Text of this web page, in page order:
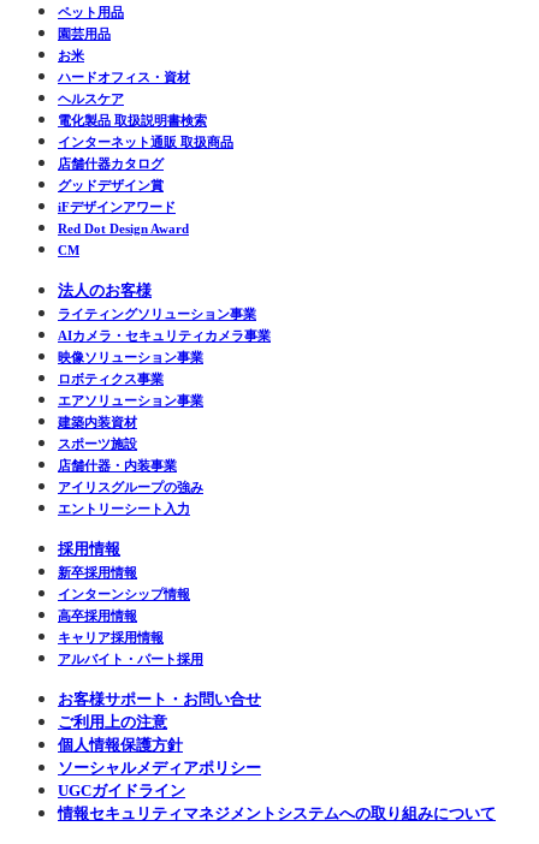
ペット用品
園芸用品
お米
ハードオフィス・資材
ヘルスケア
電化製品 取扱説明書検索
インターネット通販 取扱商品
店舗什器カタログ
グッドデザイン賞
iFデザインアワード
Red Dot Design Award
CM
法人のお客様
ライティングソリューション事業
AIカメラ・セキュリティカメラ事業
映像ソリューション事業
ロボティクス事業
エアソリューション事業
建築内装資材
スポーツ施設
店舗什器・内装事業
アイリスグループの強み
エントリーシート入力
採用情報
新卒採用情報
インターンシップ情報
高卒採用情報
キャリア採用情報
アルバイト・パート採用
お客様サポート・お問い合せ
ご利用上の注意
個人情報保護方針
ソーシャルメディアポリシー
UGCガイドライン
情報セキュリティマネジメントシステムへの取り組みについて